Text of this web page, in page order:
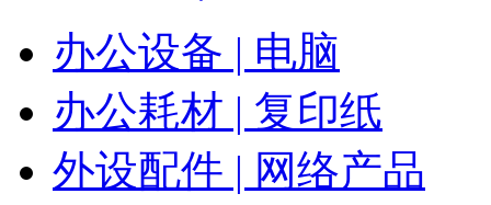
办公设备 | 电脑
办公耗材 | 复印纸
外设配件 | 网络产品